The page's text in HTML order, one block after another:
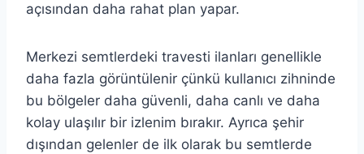
açısından daha rahat plan yapar.
Merkezi semtlerdeki travesti ilanları genellikle
daha fazla görüntülenir çünkü kullanıcı zihninde
bu bölgeler daha güvenli, daha canlı ve daha
kolay ulaşılır bir izlenim bırakır. Ayrıca şehir
dışından gelenler de ilk olarak bu semtlerde